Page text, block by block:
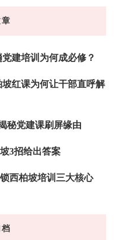
建培训为何成必修？
红课为何让干部直呼解
秘党建课刷屏缘由
3招给出答案
西柏坡培训三大核心